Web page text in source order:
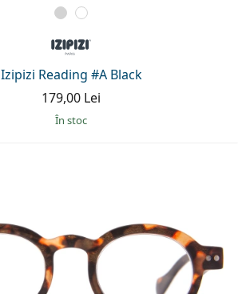
Izipizi Reading #A Black
179,00 Lei
În stoc